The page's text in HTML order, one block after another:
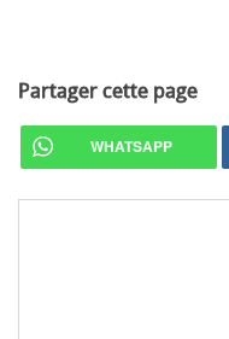
Partager cette page
WHATSAPP